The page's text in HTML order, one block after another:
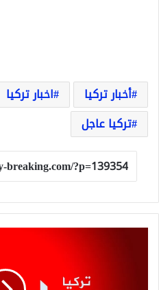
أخبار تركيا اخبار تركيا
تركيا عاجل